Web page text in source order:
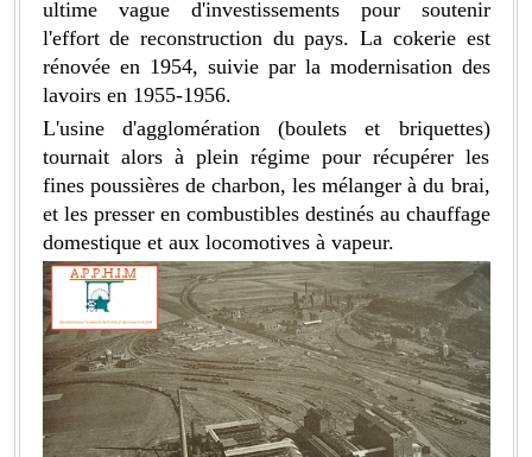
ultime vague d'investissements pour soutenir
l'effort de reconstruction du pays. La cokerie est
rénovée en 1954, suivie par la modernisation des
lavoirs en 1955-1956.
L'usine d'agglomération (boulets et briquettes)
tournait alors à plein régime pour récupérer les
fines poussières de charbon, les mélanger à du brai,
et les presser en combustibles destinés au chauffage
domestique et aux locomotives à vapeur.